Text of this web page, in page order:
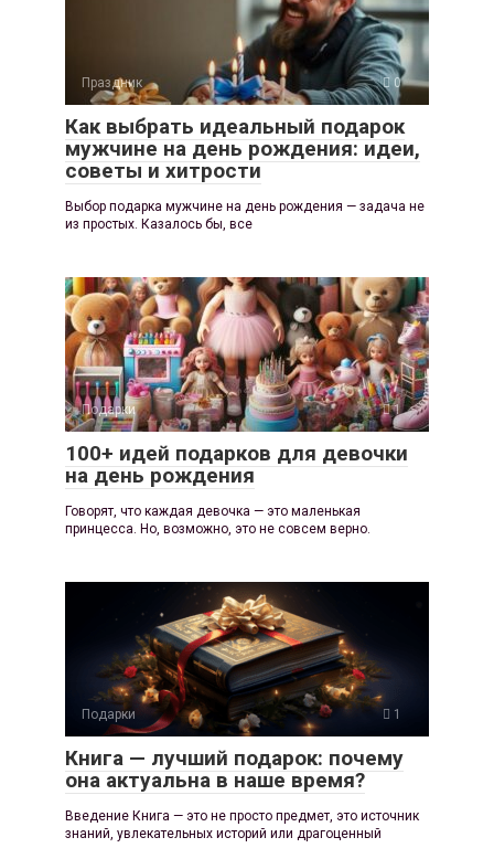
Праздник 0
Как выбрать идеальный подарок
мужчине на день рождения: идеи,
советы и хитрости
Выбор подарка мужчине на день рождения — задача не
из простых. Казалось бы, все
Подарки 1
100+ идей подарков для девочки
на день рождения
Говорят, что каждая девочка — это маленькая
принцесса. Но, возможно, это не совсем верно.
Подарки 1
Книга — лучший подарок: почему
она актуальна в наше время?
Введение Книга — это не просто предмет, это источник
знаний, увлекательных историй или драгоценный